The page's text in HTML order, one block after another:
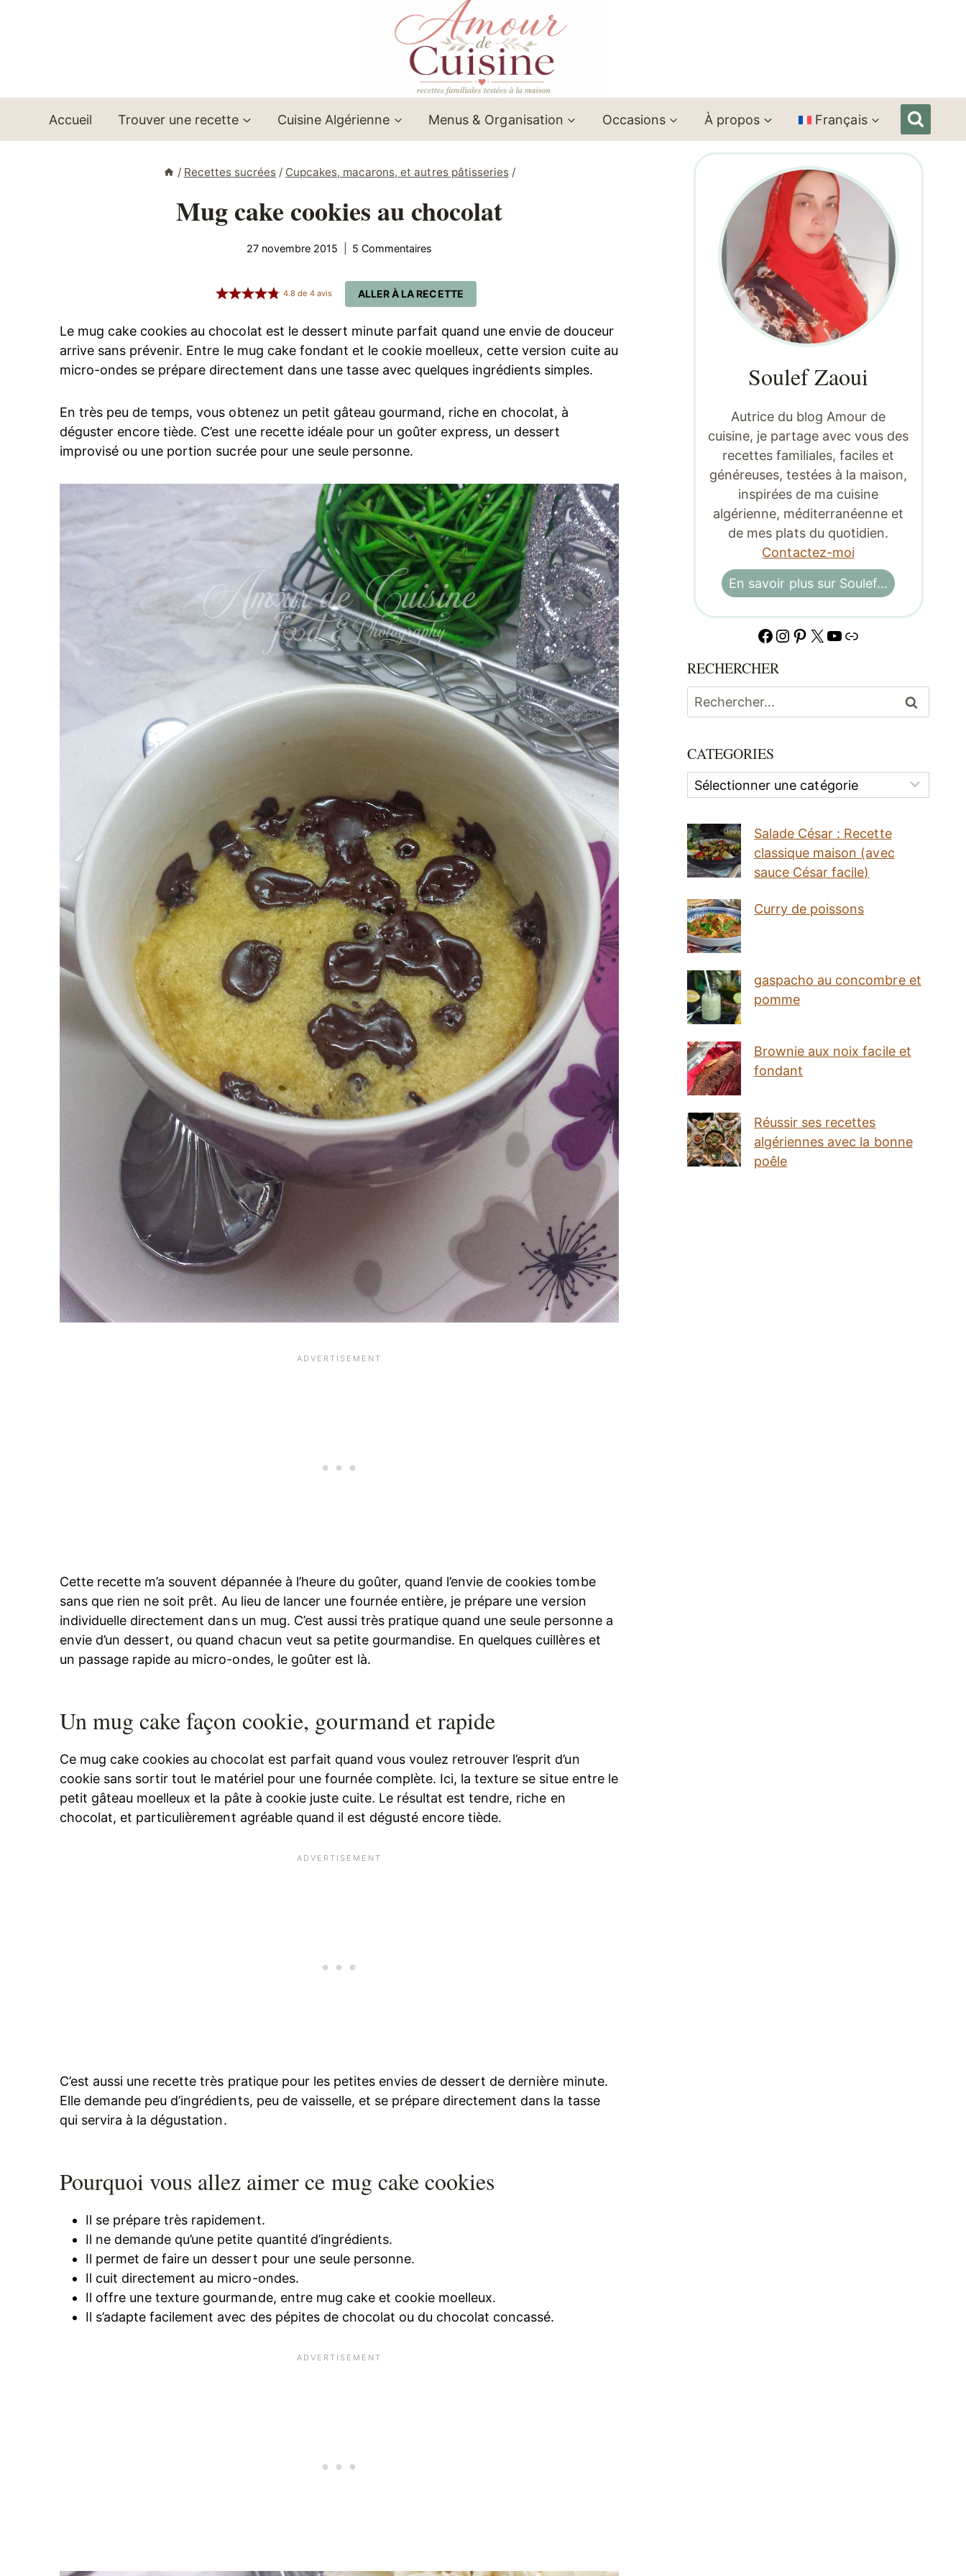
Accueil Trouver une recette Cuisine Algérienne Menus & Organisation Occasions À propos Français
/ Recettes sucrées / Cupcakes, macarons, et autres pâtisseries /
Mug cake cookies au chocolat
27 novembre 2015 5 Commentaires
ALLER À LA RECETTE
4.8 de4 avis
Le mug cake cookies au chocolat est le dessert minute parfait quand une envie de douceur
arrive sans prévenir. Entre le mug cake fondant et le cookie moelleux, cette version cuite au
micro-ondes se prépare directement dans une tasse avec quelques ingrédients simples.
En très peu de temps, vous obtenez un petit gâteau gourmand, riche en chocolat, à
déguster encore tiède. C’est une recette idéale pour un goûter express, un dessert
improvisé ou une portion sucrée pour une seule personne.
Cette recette m’a souvent dépannée à l’heure du goûter, quand l’envie de cookies tombe
sans que rien ne soit prêt. Au lieu de lancer une fournée entière, je prépare une version
individuelle directement dans un mug. C’est aussi très pratique quand une seule personne a
envie d’un dessert, ou quand chacun veut sa petite gourmandise. En quelques cuillères et
un passage rapide au micro-ondes, le goûter est là.
Un mug cake façon cookie, gourmand et rapide
Ce mug cake cookies au chocolat est parfait quand vous voulez retrouver l’esprit d’un
cookie sans sortir tout le matériel pour une fournée complète. Ici, la texture se situe entre le
petit gâteau moelleux et la pâte à cookie juste cuite. Le résultat est tendre, riche en
chocolat, et particulièrement agréable quand il est dégusté encore tiède.
C’est aussi une recette très pratique pour les petites envies de dessert de dernière minute.
Elle demande peu d’ingrédients, peu de vaisselle, et se prépare directement dans la tasse
qui servira à la dégustation.
Pourquoi vous allez aimer ce mug cake cookies
Il se prépare très rapidement.
Il ne demande qu’une petite quantité d’ingrédients.
Il permet de faire un dessert pour une seule personne.
Il cuit directement au micro-ondes.
Il offre une texture gourmande, entre mug cake et cookie moelleux.
Il s’adapte facilement avec des pépites de chocolat ou du chocolat concassé.
Soulef Zaoui
Autrice du blog Amour de
cuisine, je partage avec vous des
recettes familiales, faciles et
généreuses, testées à la maison,
inspirées de ma cuisine
algérienne, méditerranéenne et
de mes plats du quotidien.
Contactez-moi
En savoir plus sur Soulef…
Facebook
Instagram
Pinterest
X YouTube
Lien
RECHERCHER
Rechercher :
CATEGORIES
Categories
Salade César : Recette
classique maison (avec
sauce César facile)
Curry de poissons
gaspacho au concombre et
pomme
Brownie aux noix facile et
fondant
Réussir ses recettes
algériennes avec la bonne
poêle